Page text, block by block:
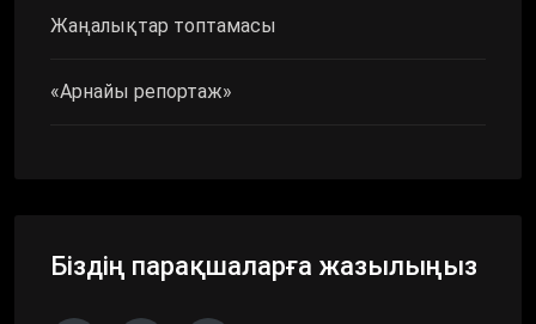
Жаңалықтар топтамасы
«Арнайы репортаж»
Біздің парақшаларға жазылыңыз